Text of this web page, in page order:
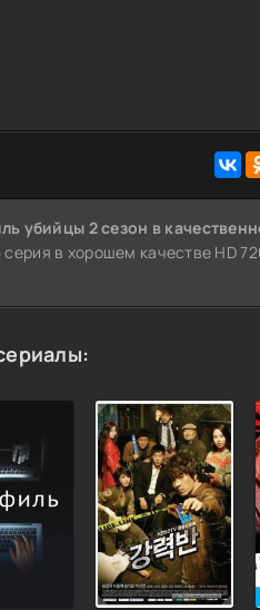
убийцы 2 сезон в
в хорошем качестве HD